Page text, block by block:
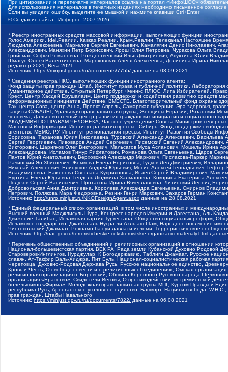
При цитировании и перепечатке материалов ссылка на портал «ИнфоШОС»
Для использования материалов в печатных изданиях необходимо письменное
Если вы увидели ошибку, выделите ее мышкой и нажмите клавиши Ctrl+Enter
©Создание сайта - Инфорос, 2007-2026
* Реестр иностранных средств массовой информации, выполняющих функции
Голос Америки, Idel.Реалии, Кавказ.Реалии, Крым.Реалии, Телеканал Настоящее
Людмила Алексеевна, Маркелов Сергей Евгеньевич, Камалягин Денис Николаевич,
Александрович, Маняхин Петр Борисович, Ярош Юлия Петровна, Чуракова Ольга
Гройсман Софья Романовна, Рождественский Илья Дмитриевич, Апухтина Юлия
Шмагун Олеся Валентиновна, Мароховская Алеся Алексеевна, Долинина Ирина
редактор 2021, Вега 2021
Источник: https://minjust.gov.ru/ru/documents/7755/ данные на 03.09.2021
* Сведения реестра НКО, выполняющих функции иностранного агента:
Фонд защиты прав граждан Штаб, Институт права и публичной политики,
Гуманитарное действие, Открытый Петербург, Феникс ПЛЮС, Лига Избирателей,
Крест, Центр Хасдей Ерушалаим, Центр поддержки и содействия развитию средств
информационных инициатив Действие, ВМЕСТЕ, Благотворительный фонд охраны
Так, центр Сова, центр Анна, Проект Апрель, Самарская губерния, Эра здоровья,
защиты СИБАЛЬТ, Уральская правозащитная группа, Женщины Евразии, Рязанский
человека, Дальневосточный центр развития гражданских инициатив и социального
АКАДЕМИЯ ПО ПРАВАМ ЧЕЛОВЕКА, Частное учреждение Совета Министров северных
Массовой Информации, Институт развития прессы - Сибирь, Фонд поддержки
агентство МЕМО. РУ, Институт региональной прессы, Институт Развития Свободы
Борисовна, Таранова Юлия Николаевна, Туровский Александр Алексеевич,
Сергей Георгиевич, Пивоваров Андрей Сергеевич, Писемский Евгений
Викторович, Шарипков Олег Викторович, Мальсагов Муса Асланович, Мошель Ирина
Александровна, Исламов Тимур Рифгатович, Романова Ольга Евгеньевна, Щаров
Паутов Юрий Анатольевич, Верховский Александр Маркович, Пислакова-Паркер
Рачинский Ян Збигневич, Жемкова Елена Борисовна, Гудков Лев Дмитриевич,
Николай Алексеевич, Блинушов Андрей Юрьевич, Мосин Алексей Геннадьевич,
Владимировна, Баженова Светлана Куприяновна, Исаев Сергей Владимирович,
Буртина Елена Юрьевна, Гендель Людмила Залмановна, Кокорина Екатерина
Подузов Сергей Васильевич, Протасова Ирина Вячеславовна, Литинский Леонид
Добровольская Анна Дмитриевна, Королева Александра Евгеньевна, Смирнов
Петрович, Полякова Мара Федоровна, Резник Генри Маркович, Захаров Герман
Источник: http://unro.minjust.ru/NKOForeignAgent.aspx данные на 28.08.2021
* Единый федеральный список организаций, в том числе иностранных и
Высший военный Маджлисуль Шура, Конгресс народов Ичкерии и Дагестана, Аль-
Движение Талибан, Исламская партия Туркестана, Общество социальных реформ,
Исламское государство, Джабха аль-Нусра ли-Ахль аш-Шам, Народное ополчение
Чистопольский Джамаат, Рохнамо ба суи давлати исломи, Террористическое
Источник: http://nac.gov.ru/terroristicheskie-i-ekstremistskie-organizacii-i-materialy.html
* Перечень общественных объединений и религиозных организаций в отношении
Национал-большевистская партия, ВЕК РА, Рада земли Кубанской Духовно Родовой
Староверов-Инглингов, Нурджулар, К Богодержавию, Таблиги Джамаат, Русское
славян, Ат-Такфир Валь-Хиджра, Пит Буль, Национал-социалистическая рабочая
Череповца, Духовно-Родовая Держава Русь, Русское национальное единство,
Кровь и Честь, О свободе совести и о религиозных объединениях, Омская
религиозная организация п. Боровский, Община Коренного Русского народа
организация «Братство», Свидетели Иеговы, О противодействии экстремистской
болельщиков «Фирма», Молодежная правозащитная группа МПГ, Курсом Правды и
республика Русь, Арестантское уголовное единство, Башкорт, Нация и свобода,
прав граждан, Штабы Навального
Источник: https://minjust.gov.ru/ru/documents/7822/ данные на 06.08.2021